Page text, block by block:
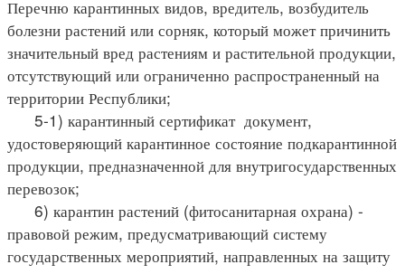
Перечню карантинных видов, вредитель, возбудитель
болезни растений или сорняк, который может причинить
значительный вред растениям и растительной продукции,
отсутствующий или ограниченно распространенный на
территории Республики;
5-1) карантинный сертификат документ,
удостоверяющий карантинное состояние подкарантинной
продукции, предназначенной для внутригосударственных
перевозок;
6) карантин растений (фитосанитарная охрана) -
правовой режим, предусматривающий систему
государственных мероприятий, направленных на защиту